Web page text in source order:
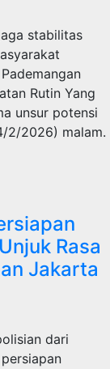
stabilitas
Rutin Yang
unsur potensi
2/2026) malam.
Rasa
Jakarta
dari